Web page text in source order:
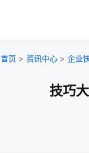
首页 > 资讯中心 > 企业
技巧